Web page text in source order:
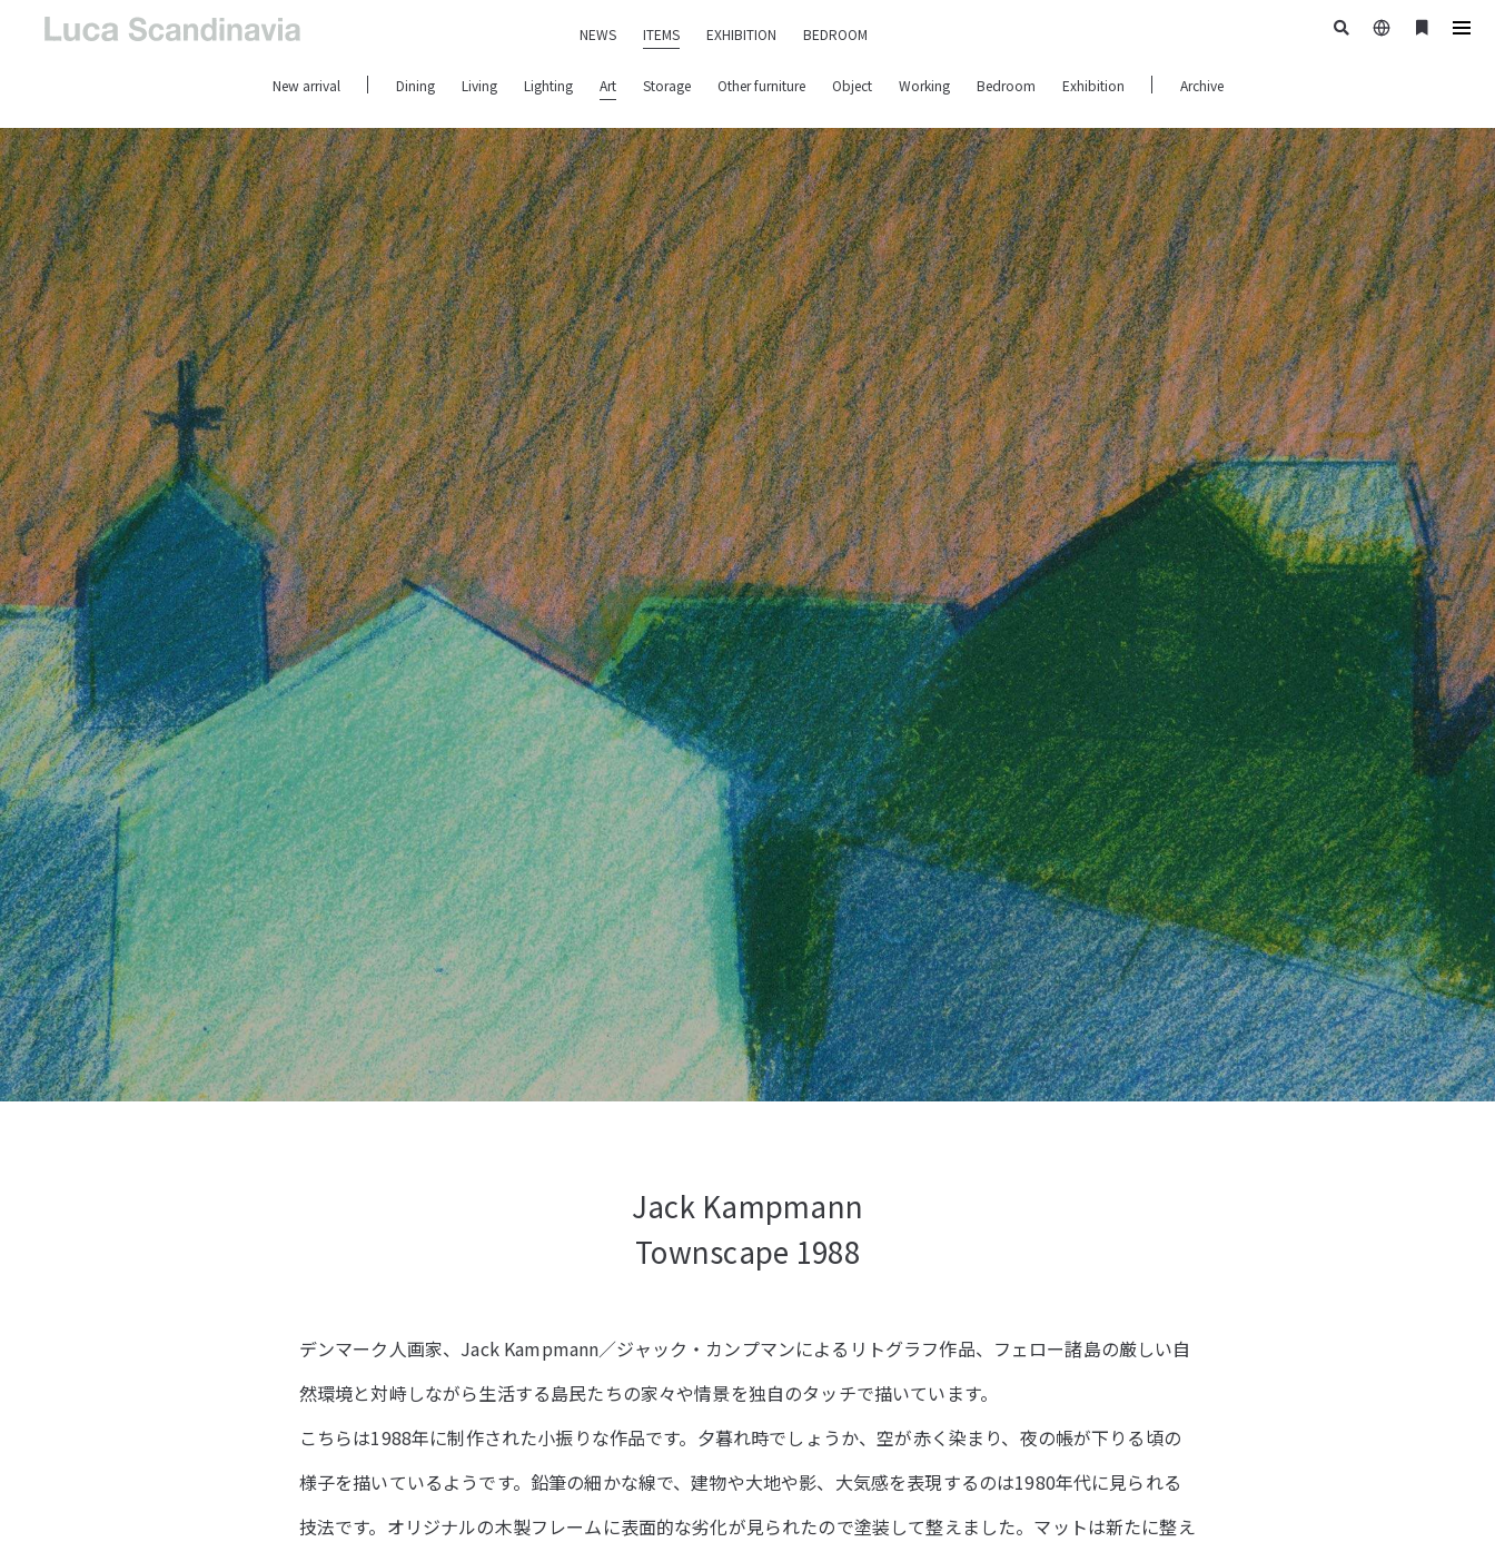
NEWS ITEMS EXHIBITION BEDROOM
日
ブ
ー
ク
New arrival Dining Living Lighting Art Storage Other furniture Object Working Bedroom Exhibition Archive
Jack Kampmann
Townscape 1988
デンマーク人画家、Jack Kampmann／ジャック・カンプマンによるリトグラフ作品、フェロー諸島の厳しい自
然環境と対峙しながら生活する島民たちの家々や情景を独自のタッチで描いています。
こちらは1988年に制作された小振りな作品です。夕暮れ時でしょうか、空が赤く染まり、夜の帳が下りる頃の
様子を描いているようです。鉛筆の細かな線で、建物や大地や影、大気感を表現するのは1980年代に見られる
技法です。オリジナルの木製フレームに表面的な劣化が見られたので塗装して整えました。マットは新たに整え